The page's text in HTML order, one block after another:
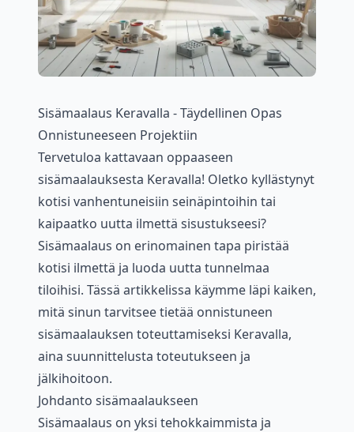
Sisämaalaus Keravalla - Täydellinen Opas
Onnistuneeseen Projektiin
Tervetuloa kattavaan oppaaseen
sisämaalauksesta Keravalla! Oletko kyllästynyt
kotisi vanhentuneisiin seinäpintoihin tai
kaipaatko uutta ilmettä sisustukseesi?
Sisämaalaus on erinomainen tapa piristää
kotisi ilmettä ja luoda uutta tunnelmaa
tiloihisi. Tässä artikkelissa käymme läpi kaiken,
mitä sinun tarvitsee tietää onnistuneen
sisämaalauksen toteuttamiseksi Keravalla,
aina suunnittelusta toteutukseen ja
jälkihoitoon.
Johdanto sisämaalaukseen
Sisämaalaus on yksi tehokkaimmista ja